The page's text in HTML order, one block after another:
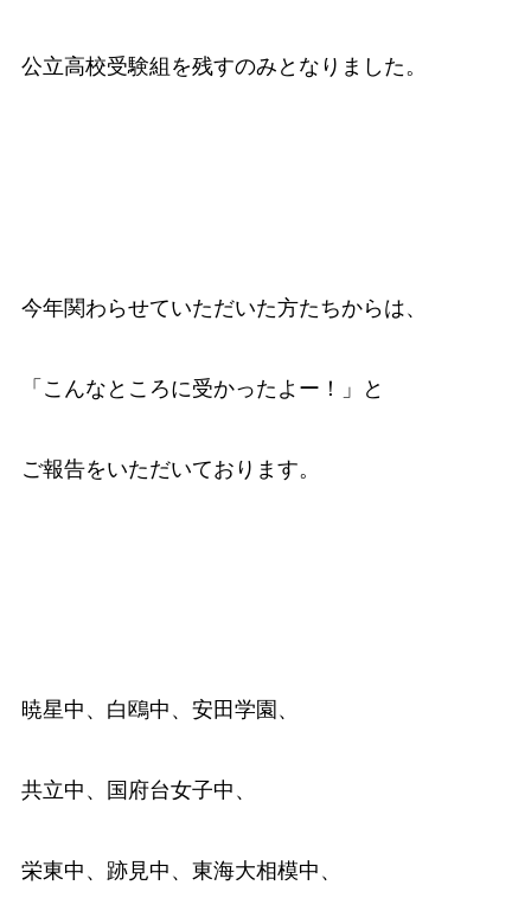
公立高校受験組を残すのみとなりました。
今年関わらせていただいた方たちからは、
「こんなところに受かったよー！」と
ご報告をいただいております。
暁星中、白鴎中、安田学園、
共立中、国府台女子中、
栄東中、跡見中、東海大相模中、